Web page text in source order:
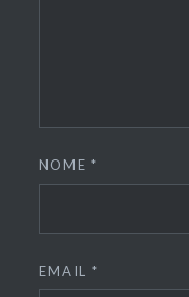
NOME*
EMAIL *